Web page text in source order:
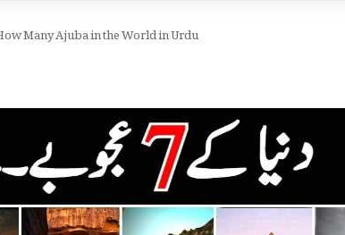
Many Ajuba in the World in Urdu